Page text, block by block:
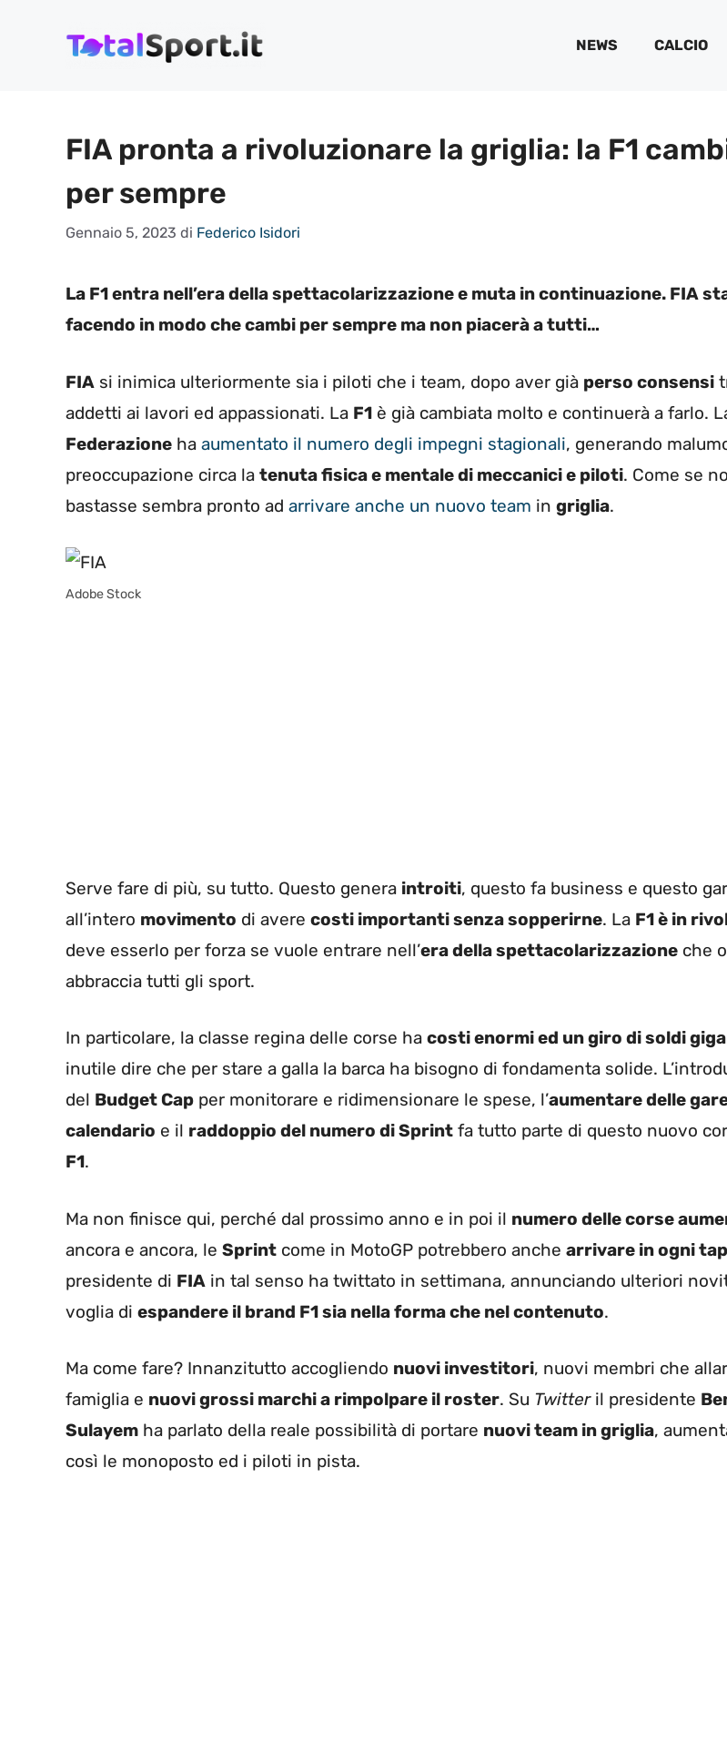
NEWS CALCIO
FIA pronta a rivoluzionare la griglia: la F1
per sempre
Gennaio 5, 2023 di Federico Isidori
La F1 entra nell’era della spettacolarizzazione e muta in continuazione. FIA
facendo in modo che cambi per sempre ma non piacerà a tutti…
FIA si inimica ulteriormente sia i piloti che i team, dopo aver già perso consensi
addetti ai lavori ed appassionati. La F1 è già cambiata molto e continuerà a farlo.
Federazione ha aumentato il numero degli impegni stagionali, generando
preoccupazione circa la tenuta fisica e mentale di meccanici e piloti. Come se
bastasse sembra pronto ad arrivare anche un nuovo team in griglia.
Adobe Stock
Serve fare di più, su tutto. Questo genera introiti, questo fa business e questo
all’intero movimento di avere costi importanti senza sopperirne. La F1 è in
deve esserlo per forza se vuole entrare nell’era della spettacolarizzazione che
abbraccia tutti gli sport.
In particolare, la classe regina delle corse ha costi enormi ed un giro di soldi
inutile dire che per stare a galla la barca ha bisogno di fondamenta solide.
del Budget Cap per monitorare e ridimensionare le spese, l’aumentare delle
calendario e il raddoppio del numero di Sprint fa tutto parte di questo nuovo
F1.
Ma non finisce qui, perché dal prossimo anno e in poi il numero delle corse
ancora e ancora, le Sprint come in MotoGP potrebbero anche arrivare in ogni
presidente di FIA in tal senso ha twittato in settimana, annunciando ulteriori
voglia di espandere il brand F1 sia nella forma che nel contenuto.
Ma come fare? Innanzitutto accogliendo nuovi investitori, nuovi membri che
famiglia e nuovi grossi marchi a rimpolpare il roster. Su Twitteril presidente
Sulayem ha parlato della reale possibilità di portare nuovi team in griglia,
così le monoposto ed i piloti in pista.